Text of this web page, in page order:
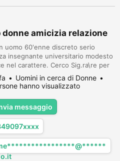
donne amicizia relazione
uomo 60'enne discreto serio
insegnante universitario modesto
nel carattere. Cerco Sig.ra\re per
eventuali sviluppi solamente nel
mia provincia di Venezia, è
lo spero! In attesa di riscontro
in attesa con i miei più cordiali
Roberto
Uomini in cerca di Donne
hanno visualizzato
messaggio